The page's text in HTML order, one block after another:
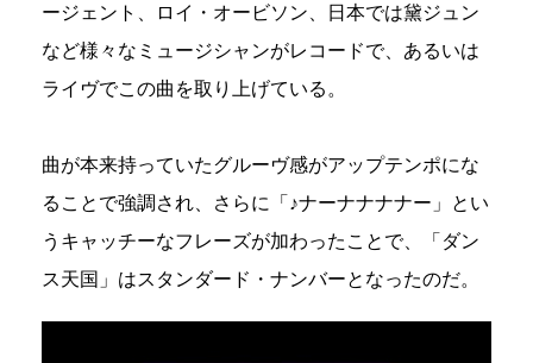
ージェント、ロイ・オービソン、日本では黛ジュン
など様々なミュージシャンがレコードで、あるいは
ライヴでこの曲を取り上げている。
曲が本来持っていたグルーヴ感がアップテンポにな
ることで強調され、さらに「♪ナーナナナナー」とい
うキャッチーなフレーズが加わったことで、「ダン
ス天国」はスタンダード・ナンバーとなったのだ。